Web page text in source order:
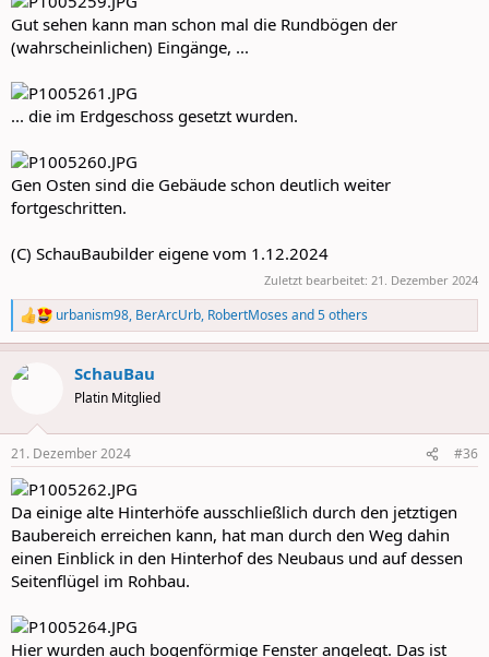
Gut sehen kann man schon mal die Rundbögen der
(wahrscheinlichen) Eingänge, ...
... die im Erdgeschoss gesetzt wurden.
Gen Osten sind die Gebäude schon deutlich weiter
fortgeschritten.
(C) SchauBaubilder eigene vom 1.12.2024
Zuletzt bearbeitet: 21. Dezember 2024
R
e
a
c
s
:
urbanism98, BerArcUrb, RobertMoses and 5 others
SchauBau
Platin Mitglied
21. Dezember 2024 #36
Da einige alte Hinterhöfe ausschließlich durch den jetztigen
Baubereich erreichen kann, hat man durch den Weg dahin
einen Einblick in den Hinterhof des Neubaus und auf dessen
Seitenflügel im Rohbau.
Hier wurden auch bogenförmige Fenster angelegt. Das ist